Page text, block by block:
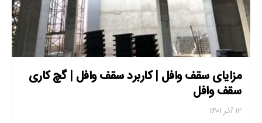
مزایای سقف وافل | کاربرد سقف وافل | گچ کاری
سقف وافل
۱۲ آذر ۱۴۰۱